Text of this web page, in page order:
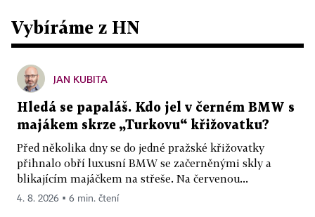
Vybíráme z HN
JAN KUBITA
Hledá se papaláš. Kdo jel v černém BMW s
majákem skrze „Turkovu“ křižovatku?
Před několika dny se do jedné pražské křižovatky
přihnalo obří luxusní BMW se začerněnými skly a
blikajícím majáčkem na střeše. Na červenou...
4. 8. 2026 ▪ 6 min. čtení